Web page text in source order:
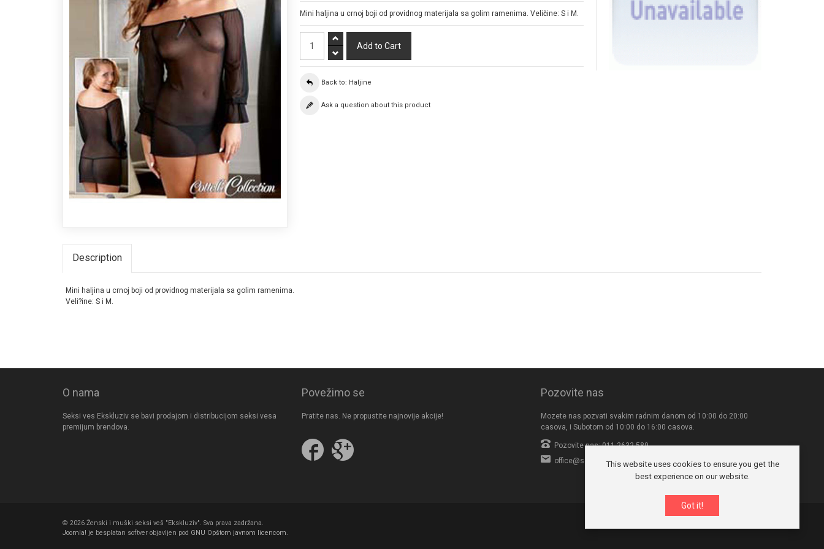
Mini haljina u crnoj boji od providnog materijala sa golim ramenima. Veličine: S i M.
Back to: Haljine
Ask a question about this product
Description
Mini haljina u crnoj boji od providnog materijala sa golim ramenima.
Veli?ine: S i M.
O nama
Seksi ves Ekskluziv se bavi prodajom i distribucijom seksi vesa
premijum brendova.
Povežimo se
Pratite nas. Ne propustite najnovije akcije!
Pratite
nas
us
Pozovite nas
Mozete nas pozvati svakim radnim danom od 10:00 do 20:00
casova, i Subotom od 10:00 do 16:00 casova.
Pozovite nas: 011-2632-589
office@seksives.com
© 2026 Ženski i muški seksi veš "Ekskluziv". Sva prava zadržana.
Joomla! je besplatan softver objavljen pod GNU Opštom javnom licencom.
This website uses cookies to ensure you get the
best experience on our website.
Got it!